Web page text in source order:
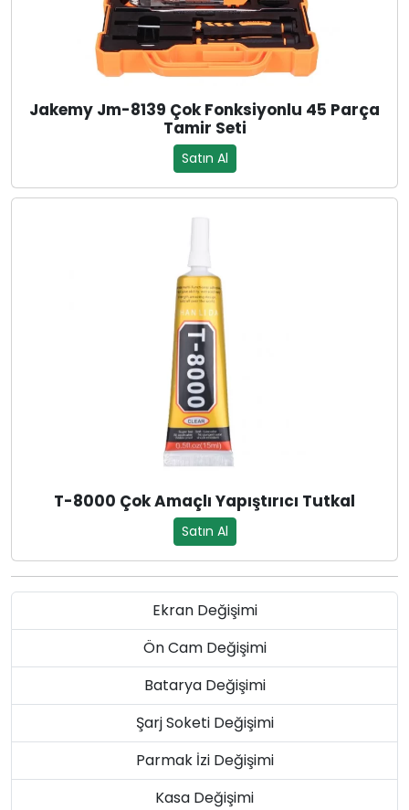
Jakemy Jm-8139 Çok Fonksiyonlu 45 Parça
Tamir Seti
Satın Al
T-8000 Çok Amaçlı Yapıştırıcı Tutkal
Satın Al
Ekran Değişimi
Ön Cam Değişimi
Batarya Değişimi
Şarj Soketi Değişimi
Parmak İzi Değişimi
Kasa Değişimi